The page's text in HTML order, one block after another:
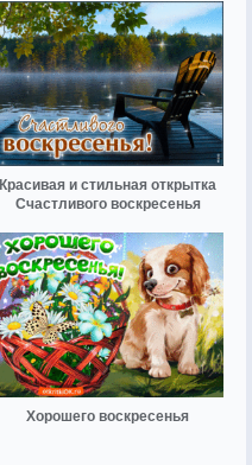
Красивая и стильная открытка
Счастливого воскресенья
Хорошего воскресенья